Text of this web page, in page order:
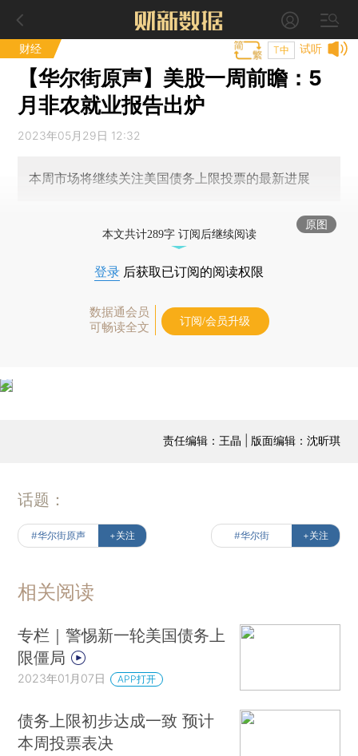
财经 试听
T中
【华尔街原声】美股一周前瞻：5
月非农就业报告出炉
2023年05月29日 12:32
本周市场将继续关注美国债务上限投票的最新进展
原图
本文共计289字 订阅后继续阅读
登录 后获取已订阅的阅读权限
数据通会员
可畅读全文
订阅/会员升级
责任编辑：王晶 | 版面编辑：沈昕琪
话题：
#华尔街原声 +关注 #华尔街 +关注
相关阅读
专栏｜警惕新一轮美国债务上
限僵局
2023年01月07日 APP打开
债务上限初步达成一致 预计
本周投票表决